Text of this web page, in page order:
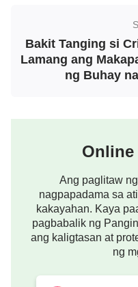
ating pagdurusa.
ginagamit ni
pakinabang upang
tao, hanggang sa
pawang katanyagan
Bakit Tanging si
Lamang ang
ng Buhay
Ang paglitaw
nagpapadama sa
kakayahan. Kaya
pagbabalik ng
ang kaligtasan at
ng